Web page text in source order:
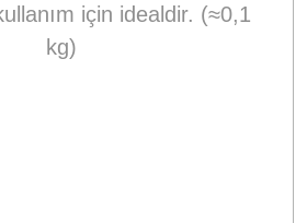
için idealdir. (≈0,1
kg)